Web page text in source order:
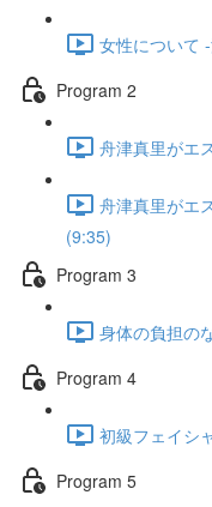
女性について
Program 2
舟津真里がエ
舟津真里がエ
(9:35)
Program 3
身体の負担の
Program 4
初級フェイシ
Program 5